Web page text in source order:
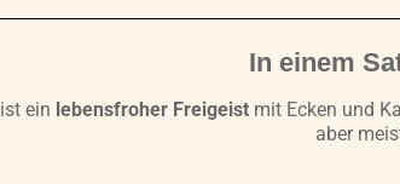
In einem
ein lebensfroher Freigeist mit Ecken und
aber